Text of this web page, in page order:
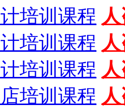
培训课程
培训课程
培训课程
培训课程